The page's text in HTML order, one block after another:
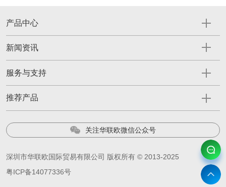
产品中心
新闻资讯
服务与支持
推荐产品
关注华联欧微信公众号
深圳市华联欧国际贸易有限公司 版权所有 © 2013-2025
粤ICP备14077336号